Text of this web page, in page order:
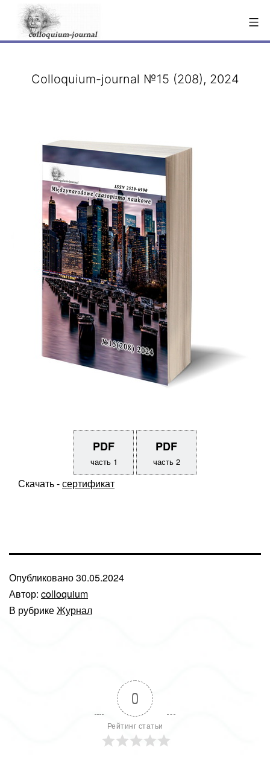
Перейти
содержимому
Colloquium-journal №15 (208), 2024
PDF
часть 1
PDF
часть 2
Скачать -сертификат
Опубликовано30.05.2024
Автор: colloquium
В рубрикеЖурнал
0
Рейтинг статьи